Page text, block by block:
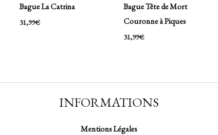
Bague La Catrina
31,99€
Bague Tête de Mort
Couronne à Piques
31,99€
INFORMATIONS
Mentions Légales